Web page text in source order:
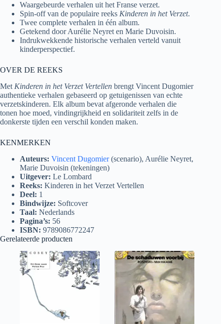
Waargebeurde verhalen uit het Franse verzet.
Spin-off van de populaire reeks Kinderen in het Verzet.
Twee complete verhalen in één album.
Getekend door Aurélie Neyret en Marie Duvoisin.
Indrukwekkende historische verhalen verteld vanuit
kinderperspectief.
OVER DE REEKS
Met Kinderen in het Verzet Vertellen brengt Vincent Dugomier
authentieke verhalen gebaseerd op getuigenissen van echte
verzetskinderen. Elk album bevat afgeronde verhalen die
tonen hoe moed, vindingrijkheid en solidariteit zelfs in de
donkerste tijden een verschil konden maken.
KENMERKEN
Auteurs: Vincent Dugomier(scenario), Aurélie Neyret,
Marie Duvoisin (tekeningen)
Uitgever: Le Lombard
Reeks: Kinderen in het Verzet Vertellen
Deel: 1
Bindwijze: Softcover
Taal: Nederlands
Pagina’s: 56
ISBN: 9789086772247
Gerelateerde producten